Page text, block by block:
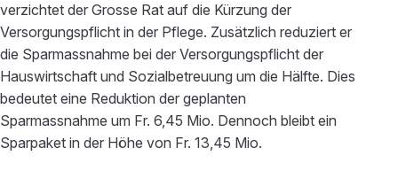
verzichtet der Grosse Rat auf die Kürzung der
Versorgungspflicht in der Pflege. Zusätzlich reduziert er
die Sparmassnahme bei der Versorgungspflicht der
Hauswirtschaft und Sozialbetreuung um die Hälfte. Dies
bedeutet eine Reduktion der geplanten
Sparmassnahme um Fr. 6,45 Mio. Dennoch bleibt ein
Sparpaket in der Höhe von Fr. 13,45 Mio.